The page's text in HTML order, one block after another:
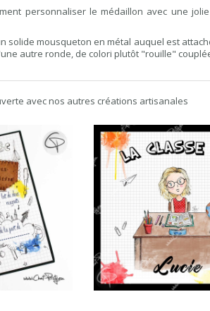
personnaliser le médaillon avec une
solide mousqueton en métal auquel est
autre ronde, de colori plutôt "rouille"
avec nos autres créations artisanales